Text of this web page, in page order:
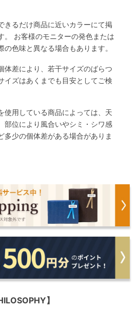
きるだけ商品に近いカラーにて掲
。 お客様のモニターの発色または
の色味と異なる場合もあります。
体差により、若干サイズのばらつ
イズはあくまでも目安としてご検
使用している商品によっては、天
部位により風合いやシミ・シワ感
多少の個体差がある場合がありま
】